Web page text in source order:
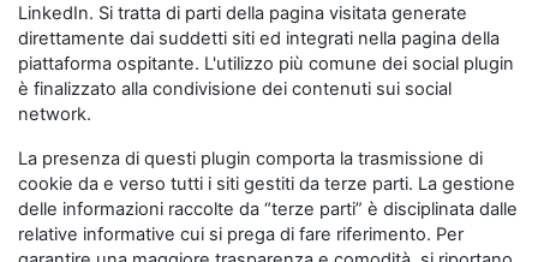
LinkedIn. Si tratta di parti della pagina visitata generate
direttamente dai suddetti siti ed integrati nella pagina della
piattaforma ospitante. L'utilizzo più comune dei social plugin
è finalizzato alla condivisione dei contenuti sui social
network.
La presenza di questi plugin comporta la trasmissione di
cookie da e verso tutti i siti gestiti da terze parti. La gestione
delle informazioni raccolte da “terze parti” è disciplinata dalle
relative informative cui si prega di fare riferimento. Per